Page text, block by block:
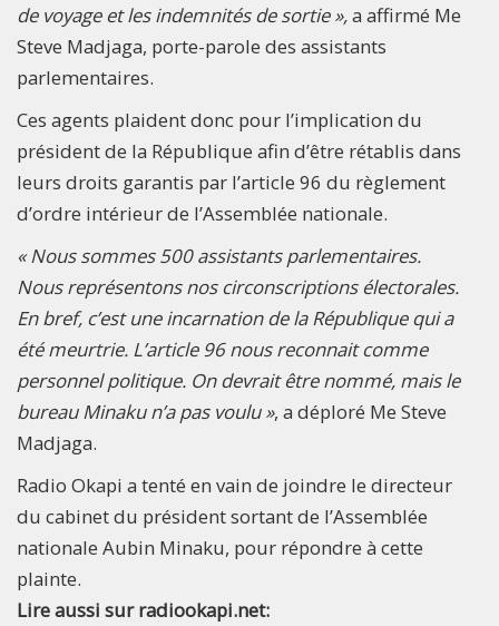
de voyage et les indemnités de sortie »,a affirmé Me
Steve Madjaga, porte-parole des assistants
parlementaires.
Ces agents plaident donc pour l’implication du
président de la République afin d’être rétablis dans
leurs droits garantis par l’article 96 du règlement
d’ordre intérieur de l’Assemblée nationale.
« Nous sommes 500 assistants parlementaires.
Nous représentons nos circonscriptions électorales.
En bref, c’est une incarnation de la République qui a
été meurtrie. L’article 96 nous reconnait comme
personnel politique. On devrait être nommé, mais le
bureau Minaku n’a pas voulu », a déploré Me Steve
Madjaga.
Radio Okapi a tenté en vain de joindre le directeur
du cabinet du président sortant de l’Assemblée
nationale Aubin Minaku, pour répondre à cette
plainte.
Lire aussi sur radiookapi.net: